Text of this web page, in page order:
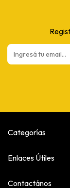
Categorías
Enlaces Útiles
Contactános